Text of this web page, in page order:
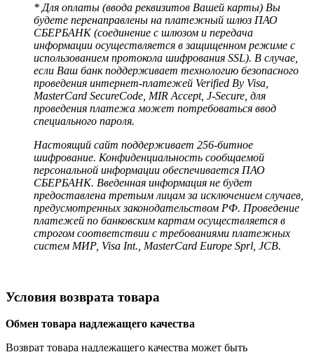
* Для оплаты (ввода реквизитов Вашей карты) Вы
будете перенаправлены на платежный шлюз ПАО
СБЕРБАНК (соединение с шлюзом и передача
информации осуществляется в защищенном режиме с
использованием протокола шифрования SSL). В случае,
если Ваш банк поддерживает технологию безопасного
проведения интернет-платежей Verified By Visa,
MasterCard SecureCode, MIR Accept, J-Secure, для
проведения платежа может потребоваться ввод
специального пароля.
Настоящий сайт поддерживает 256-битное
шифрование. Конфиденциальность сообщаемой
персональной информации обеспечивается ПАО
СБЕРБАНК. Введенная информация не будет
предоставлена третьим лицам за исключением случаев,
предусмотренных законодательством РФ. Проведение
платежей по банковским картам осуществляется в
строгом соответствии с требованиями платежных
систем МИР, Visa Int., MasterCard Europe Sprl, JCB.
Условия возврата товара
Обмен товара надлежащего качества
Возврат товара надлежащего качества может быть